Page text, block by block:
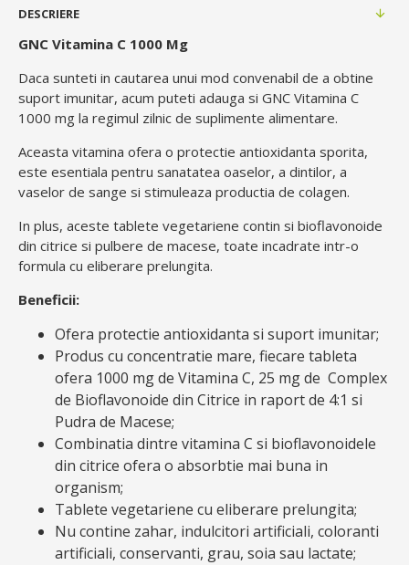
DESCRIERE
GNC Vitamina C 1000 Mg
Daca sunteti in cautarea unui mod convenabil de a obtine
suport imunitar, acum puteti adauga si GNC Vitamina C
1000 mg la regimul zilnic de suplimente alimentare.
Aceasta vitamina ofera o protectie antioxidanta sporita,
este esentiala pentru sanatatea oaselor, a dintilor, a
vaselor de sange si stimuleaza productia de colagen.
In plus, aceste tablete vegetariene contin si bioflavonoide
din citrice si pulbere de macese, toate incadrate intr-o
formula cu eliberare prelungita.
Beneficii:
Ofera protectie antioxidanta si suport imunitar;
Produs cu concentratie mare, fiecare tableta
ofera 1000 mg de Vitamina C, 25 mg de Complex
de Bioflavonoide din Citrice in raport de 4:1 si
Pudra de Macese;
Combinatia dintre vitamina C si bioflavonoidele
din citrice ofera o absorbtie mai buna in
organism;
Tablete vegetariene cu eliberare prelungita;
Nu contine zahar, indulcitori artificiali, coloranti
artificiali, conservanti, grau, soia sau lactate;